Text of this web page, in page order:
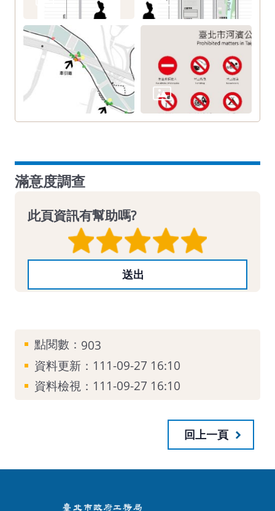
滿意度調查
此頁資訊有幫助嗎?
點閱數： 903
資料更新： 111-09-27 16:10
資料檢視： 111-09-27 16:10
回上一頁